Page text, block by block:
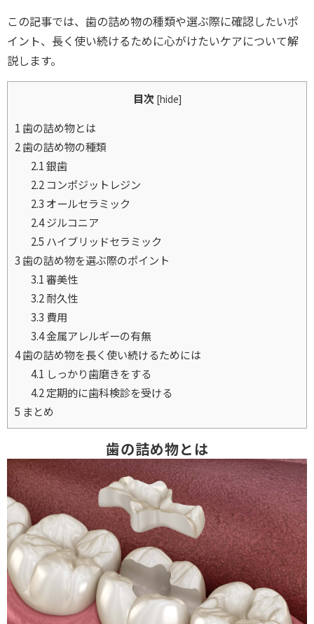
この記事では、歯の詰め物の種類や選ぶ際に確認したいポ
イント、長く使い続けるために心がけたいケアについて解
説します。
目次 [hide]
1歯の詰め物とは
2歯の詰め物の種類
2.1銀歯
2.2コンポジットレジン
2.3 オールセラミック
2.4ジルコニア
2.5 ハイブリッドセラミック
3歯の詰め物を選ぶ際のポイント
3.1審美性
3.2耐久性
3.3 費用
3.4金属アレルギーの有無
4歯の詰め物を長く使い続けるためには
4.1 しっかり歯磨きをする
4.2定期的に歯科検診を受ける
5 まとめ
歯の詰め物とは